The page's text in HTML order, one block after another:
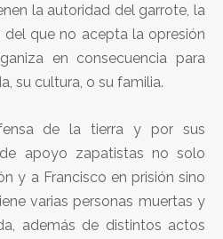
la autoridad del garrote, la
que no acepta la opresión
en consecuencia para
su cultura, o su familia.
de la tierra y por sus
apoyo zapatistas no solo
y a Francisco en prisión sino
varias personas muertas y
además de distintos actos